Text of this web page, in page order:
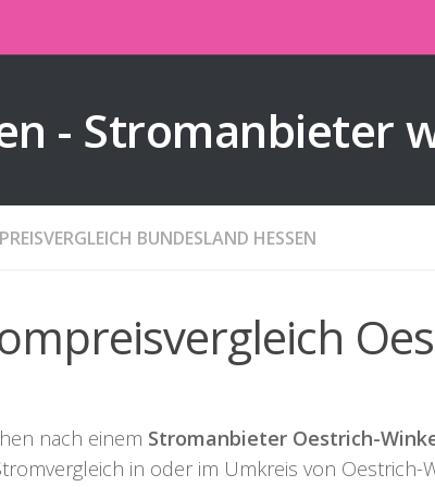
- Stromanbieter
BUNDESLAND HESSEN
nach einem Stromanbieter Oestrich-
in oder im Umkreis von Oestrich-